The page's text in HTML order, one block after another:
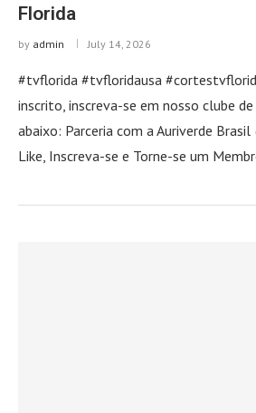
Florida
by admin July 14, 2026
#tvflorida #tvfloridausa
inscrito, inscreva-se em nosso clube
abaixo: Parceria com a Auriverde
Like, Inscreva-se e Torne-se um